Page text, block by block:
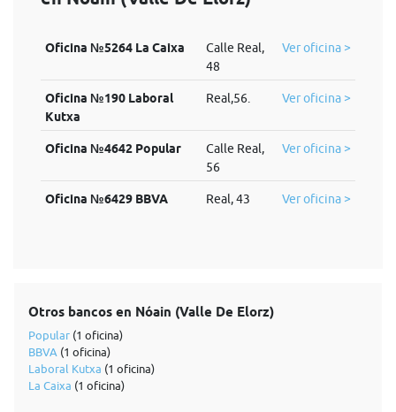
Oficina №5264 La Caixa
Calle Real,
48
Ver oficina >
Oficina №190 Laboral
Kutxa
Real,56. Ver oficina >
Oficina №4642 Popular
Calle Real,
56
Ver oficina >
Oficina №6429 BBVA Real, 43 Ver oficina >
Otros bancos en Nóain (Valle De Elorz)
Popular (1 oficina)
BBVA (1 oficina)
Laboral Kutxa (1 oficina)
La Caixa (1 oficina)